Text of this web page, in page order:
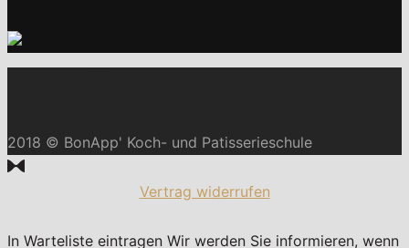
2018 © BonApp' Koch- und Patisserieschule
Vertrag widerrufen
In Warteliste eintragen Wir werden Sie informieren, wenn